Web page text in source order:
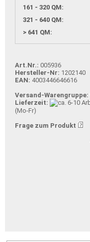
161 - 320 QM:
321 - 640 QM:
> 641 QM:
Art.Nr.: 005936
Hersteller-Nr: 1202140
EAN: 4003446646616
Versand-Warengruppe:
Lieferzeit:
(Mo-Fr)
Frage zum Produkt